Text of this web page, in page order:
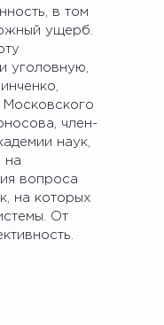
в том
ущерб.
уголовную,
Московского
член-
наук,
на
вопроса
на которых
От